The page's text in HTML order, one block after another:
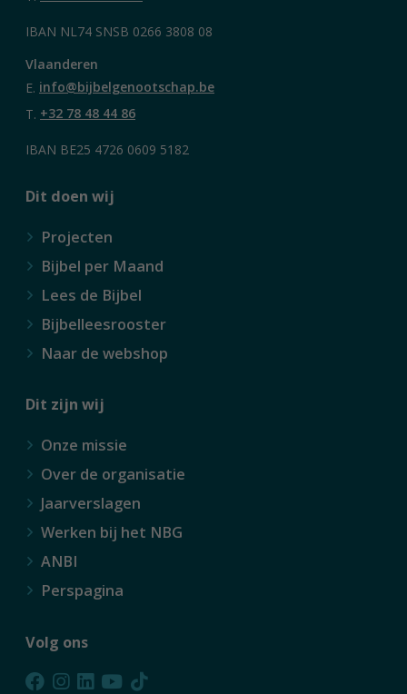
IBAN NL74 SNSB 0266 3808 08
Vlaanderen
E. info@bijbelgenootschap.be
T. +32 78 48 44 86
IBAN BE25 4726 0609 5182
Dit doen wij
Projecten
Bijbel per Maand
Lees de Bijbel
Bijbelleesrooster
Naar de webshop
Dit zijn wij
Onze missie
Over de organisatie
Jaarverslagen
Werken bij het NBG
ANBI
Perspagina
Volg ons